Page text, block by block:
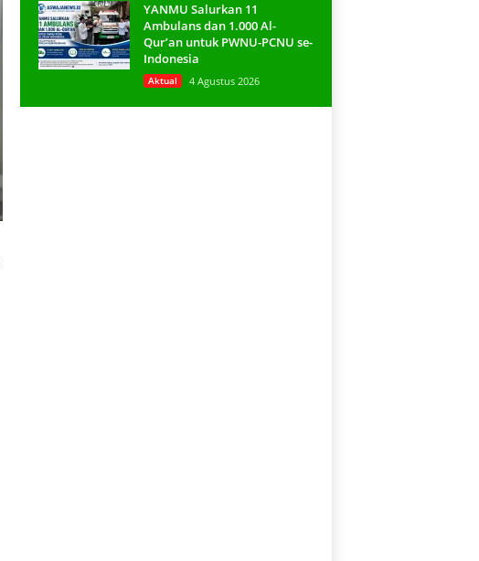
YANMU Salurkan 11
Ambulans dan 1.000 Al-
Qur’an untuk PWNU-PCNU se-
Indonesia
Aktual 4 Agustus 2026